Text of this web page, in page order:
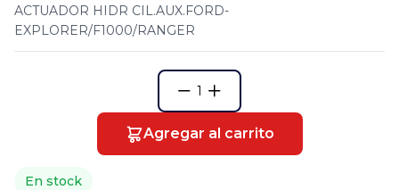
ACTUADOR HIDR CIL.AUX.FORD-
EXPLORER/F1000/RANGER
1
Agregar al carrito
En stock